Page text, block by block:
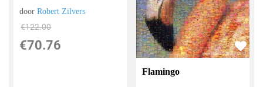
doorRobert Zilvers
€122.00
€70.76
Flamingo